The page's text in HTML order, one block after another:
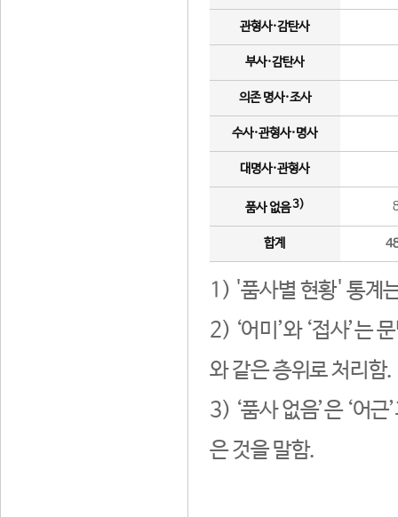
관형사·감탄사
부사·감탄사
의존 명사·조사
수사·관형사·명사
대명사·관형사
품사 없음3)
합계
1) '품사별 현황' 통계
2) ‘어미’와 ‘접사’는
와 같은 층위로 처리함.
3) ‘품사 없음’은 ‘어
은 것을 말함.